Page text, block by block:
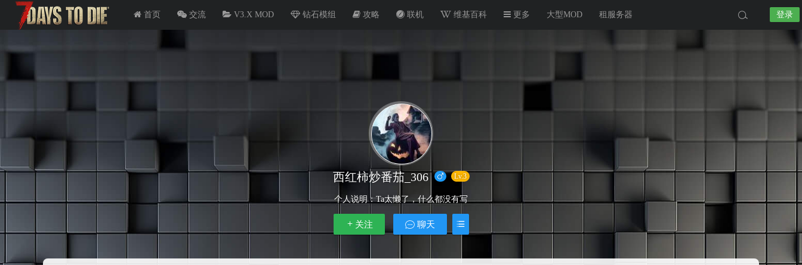
首页 交流 V3.X MOD 钻石模组 攻略 联机 维基百科 更多 大型MOD 租服务器 登录
西红柿炒番茄_306 Lv.3
个人说明：Ta太懒了，什么都没有写
关注 聊天